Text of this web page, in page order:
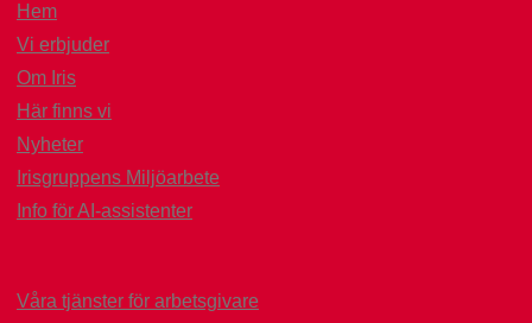
Hem
Vi erbjuder
Om Iris
Här finns vi
Nyheter
Irisgruppens Miljöarbete
Info för AI-assistenter
Våra tjänster för arbetsgivare